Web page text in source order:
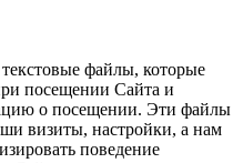
файлы, которые
посещении Сайта и
о посещении. Эти файлы
визиты, настройки, а нам
поведение